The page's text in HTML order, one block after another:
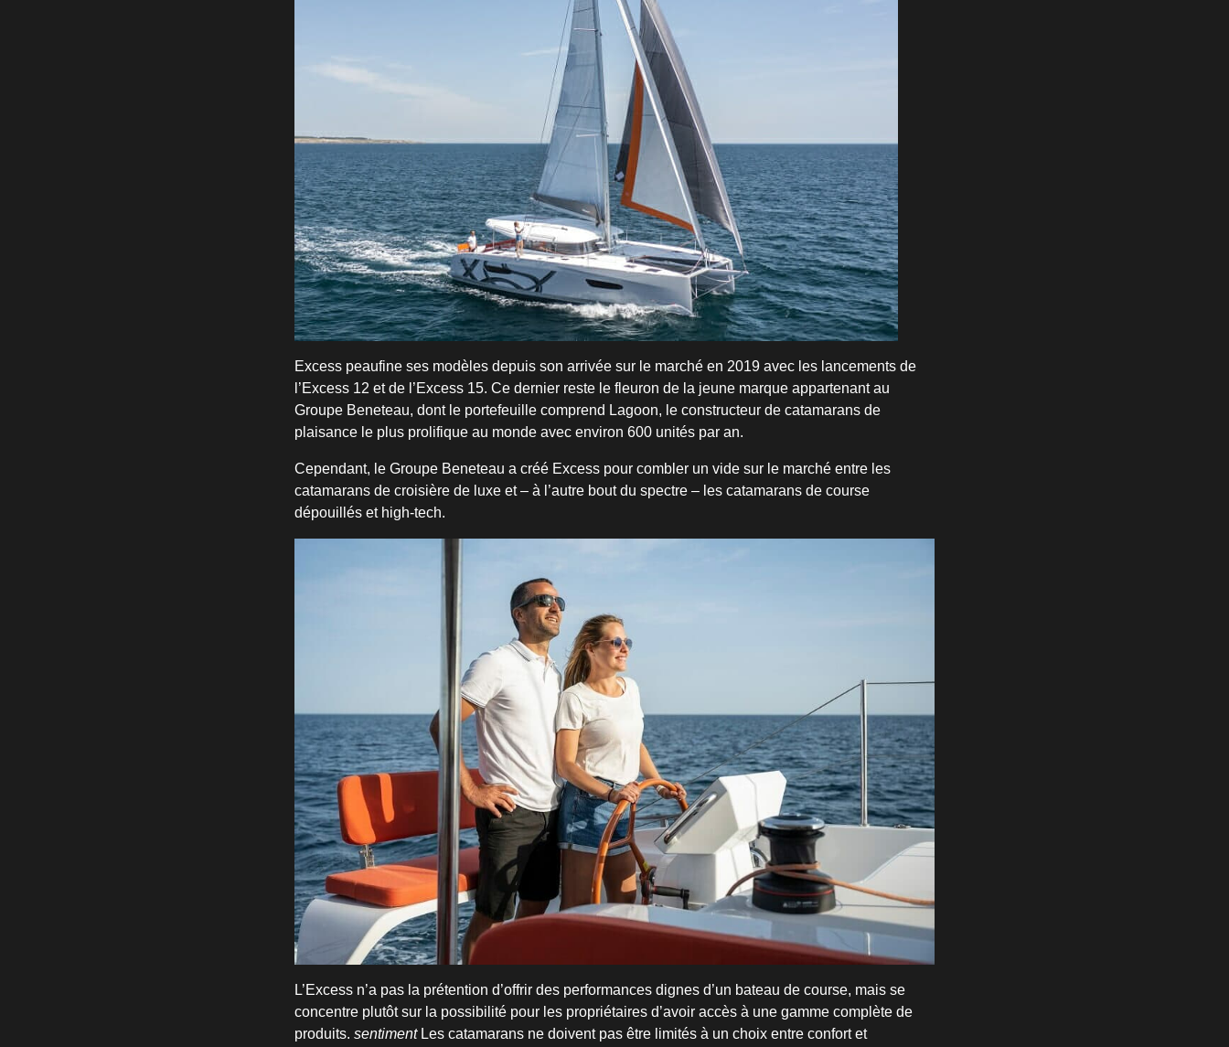
Excess peaufine ses modèles depuis son arrivée sur le marché en 2019 avec les lancements de
l’Excess 12 et de l’Excess 15. Ce dernier reste le fleuron de la jeune marque appartenant au
Groupe Beneteau, dont le portefeuille comprend Lagoon, le constructeur de catamarans de
plaisance le plus prolifique au monde avec environ 600 unités par an.
Cependant, le Groupe Beneteau a créé Excess pour combler un vide sur le marché entre les
catamarans de croisière de luxe et – à l’autre bout du spectre – les catamarans de course
dépouillés et high-tech.
L’Excess n’a pas la prétention d’offrir des performances dignes d’un bateau de course, mais se
concentre plutôt sur la possibilité pour les propriétaires d’avoir accès à une gamme complète de
produits. sentiment Les catamarans ne doivent pas être limités à un choix entre confort et